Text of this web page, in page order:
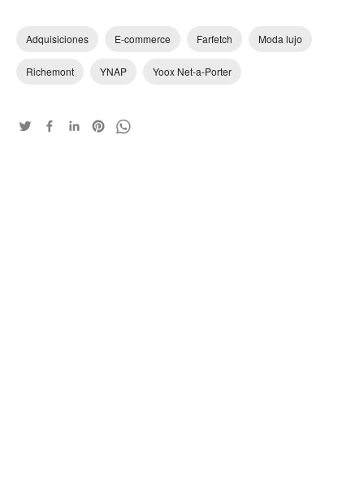
Adquisiciones E-commerce Farfetch Moda lujo
Richemont YNAP Yoox Net-a-Porter